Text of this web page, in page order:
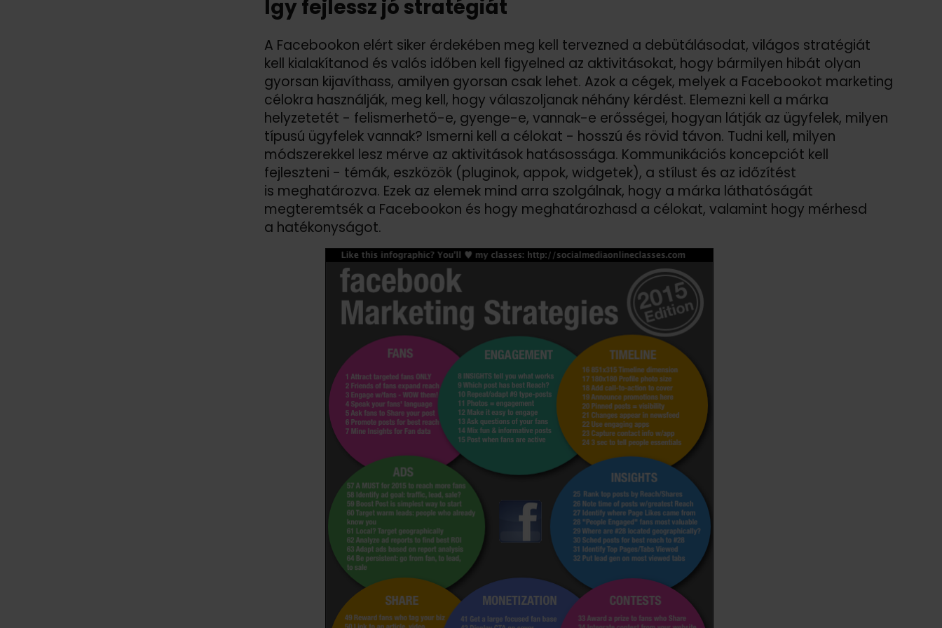
Így fejlessz jó stratégiát
A Facebookon elért siker érdekében meg kell tervezned a debütálásodat, világos stratégiát
kell kialakítanod és valós időben kell figyelned az aktivitásokat, hogy bármilyen hibát olyan
gyorsan kijavíthass, amilyen gyorsan csak lehet. Azok a cégek, melyek a Facebookot marketing
célokra használják, meg kell, hogy válaszoljanak néhány kérdést. Elemezni kell a márka
helyzetetét - felismerhető-e, gyenge-e, vannak-e erősségei, hogyan látják az ügyfelek, milyen
típusú ügyfelek vannak? Ismerni kell a célokat - hosszú és rövid távon. Tudni kell, milyen
módszerekkel lesz mérve az aktivitások hatásossága. Kommunikációs koncepciót kell
fejleszteni - témák, eszközök (pluginok, appok, widgetek), a stílust és az időzítést
is meghatározva. Ezek az elemek mind arra szolgálnak, hogy a márka láthatóságát
megteremtsék a Facebookon és hogy meghatározhasd a célokat, valamint hogy mérhesd
a hatékonyságot.